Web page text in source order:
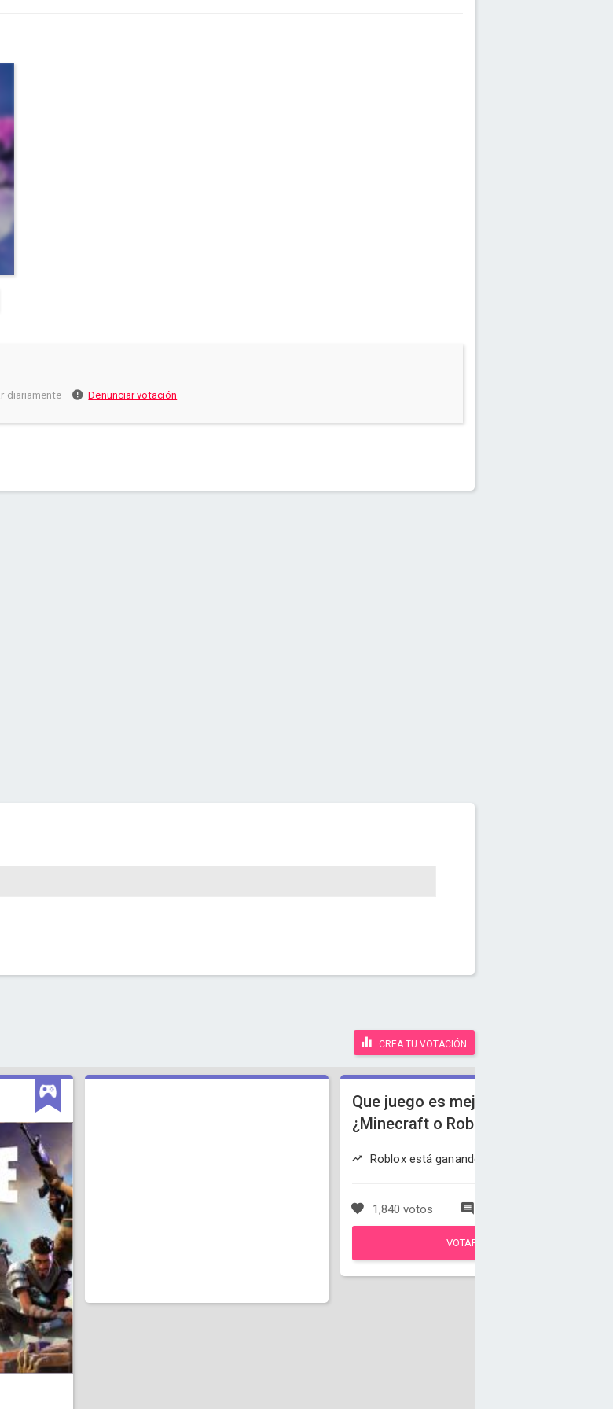
diariamente Denunciar votación
CREA TU VOTACIÓN
Que juego es mejor
¿Minecraft o Roblox?
Roblox está ganando
1,840 votos
VOTAR